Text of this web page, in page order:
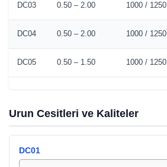
DC03 0.50 – 2.00 1000 / 1250
DC04 0.50 – 2.00 1000 / 1250
DC05 0.50 – 1.50 1000 / 1250
Urun Cesitleri ve Kaliteler
DC01